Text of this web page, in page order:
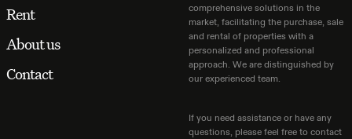
Rent
About us
Contact
comprehensive solutions in the
market, facilitating the purchase, sale
and rental of properties with a
personalized and professional
approach. We are distinguished by
our experienced team.
If you need assistance or have any
questions, please feel free to contact